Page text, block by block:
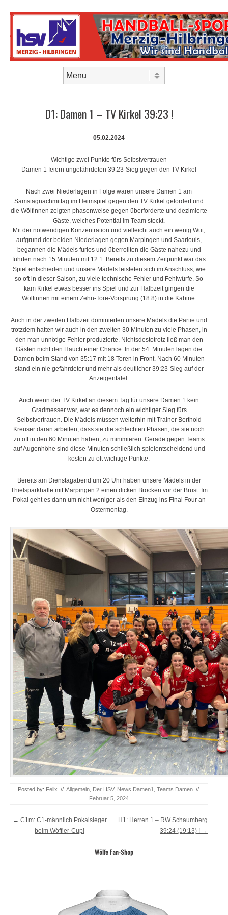
D1: Damen 1 – TV Kirkel 39:23 !
05.02.2024
Wichtige zwei Punkte fürs Selbstvertrauen
Damen 1 feiern ungefährdeten 39:23-Sieg gegen den TV Kirkel
Nach zwei Niederlagen in Folge waren unsere Damen 1 am
Samstagnachmittag im Heimspiel gegen den TV Kirkel gefordert und
die Wölfinnen zeigten phasenweise gegen überforderte und dezimierte
Gäste, welches Potential im Team steckt.
Mit der notwendigen Konzentration und vielleicht auch ein wenig Wut,
aufgrund der beiden Niederlagen gegen Marpingen und Saarlouis,
begannen die Mädels furios und überrollten die Gäste nahezu und
führten nach 15 Minuten mit 12:1. Bereits zu diesem Zeitpunkt war das
Spiel entschieden und unsere Mädels leisteten sich im Anschluss, wie
so oft in dieser Saison, zu viele technische Fehler und Fehlwürfe. So
kam Kirkel etwas besser ins Spiel und zur Halbzeit gingen die
Wölfinnen mit einem Zehn-Tore-Vorsprung (18:8) in die Kabine.
Auch in der zweiten Halbzeit dominierten unsere Mädels die Partie und
trotzdem hatten wir auch in den zweiten 30 Minuten zu viele Phasen, in
den man unnötige Fehler produzierte. Nichtsdestotrotz ließ man den
Gästen nicht den Hauch einer Chance. In der 54. Minuten lagen die
Damen beim Stand von 35:17 mit 18 Toren in Front. Nach 60 Minuten
stand ein nie gefährdeter und mehr als deutlicher 39:23-Sieg auf der
Anzeigentafel.
Auch wenn der TV Kirkel an diesem Tag für unsere Damen 1 kein
Gradmesser war, war es dennoch ein wichtiger Sieg fürs
Selbstvertrauen. Die Mädels müssen weiterhin mit Trainer Berthold
Kreuser daran arbeiten, dass sie die schlechten Phasen, die sie noch
zu oft in den 60 Minuten haben, zu minimieren. Gerade gegen Teams
auf Augenhöhe sind diese Minuten schließlich spielentscheidend und
kosten zu oft wichtige Punkte.
Bereits am Dienstagabend um 20 Uhr haben unsere Mädels in der
Thielsparkhalle mit Marpingen 2 einen dicken Brocken vor der Brust. Im
Pokal geht es dann um nicht weniger als den Einzug ins Final Four an
Ostermontag.
Posted by: Felix // Allgemein, Der HSV, News Damen1 Teams Damen //
Februar 5, 2024
Post navigation
← C1m: C1-männlich Pokalsieger
beim Wöffler-Cup!
H1: Herren 1 – RW Schaumberg
39:24 (19:13) ! →
Wölfe Fan-Shop